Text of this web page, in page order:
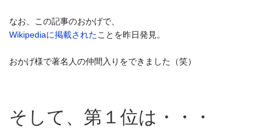
なお、この記事のおかげで、
Wikipediaに掲載されたことを昨日発見。
おかげ様で著名人の仲間入りをできました（笑）
そして、第１位は・・・